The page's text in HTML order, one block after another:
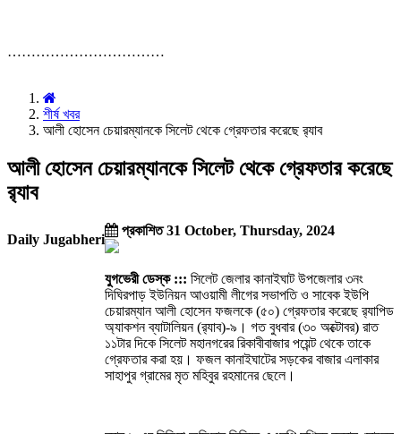
……………………………
শীর্ষ খবর
আলী হোসেন চেয়ারম্যানকে সিলেট থেকে গ্রেফতার করেছে র‍‍্যাব
আলী হোসেন চেয়ারম্যানকে সিলেট থেকে গ্রেফতার করেছে
র‍‍্যাব
Daily Jugabheri
প্রকাশিত 31 October, Thursday, 2024
যুগভেরী ডেস্ক ::: সিলেট জেলার কানাইঘাট উপজেলার ৩নং
দিঘিরপাড় ইউনিয়ন আওয়ামী লীগের সভাপতি ও সাবেক ইউপি
চেয়ারম্যান আলী হোসেন ফজলকে (৫০) গ্রেফতার করেছে র‍‍্যাপিড
অ্যাকশন ব্যাটালিয়ন (র‍‍্যাব)-৯। গত বুধবার (৩০ অক্টোবর) রাত
১১টার দিকে সিলেট মহানগরের রিকাবীবাজার পয়েন্ট থেকে তাকে
গ্রেফতার করা হয়। ফজল কানাইঘাটের সড়কের বাজার এলাকার
সাহাপুর গ্রামের মৃত মহিবুর রহমানের ছেলে।